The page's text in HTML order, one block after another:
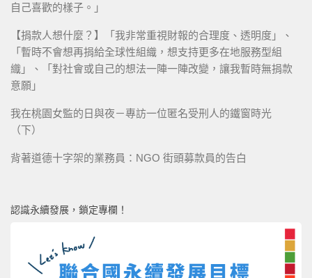
自己喜歡的樣子。」
【捐款人想什麼？】「我非常重視財報的合理度、透明度」、
「暫時不會想再捐給全球性組織，想支持更多在地服務型組
織」、「對社會或自己的想法一陣一陣改變，讓我暫時無捐款
意願」
我在桃園女監的日與夜－專訪一位匿名受刑人的鐵窗時光
（下）
背著道德十字架的業務員：NGO 街頭募款員的告白
認識永續發展，鎖定專欄！